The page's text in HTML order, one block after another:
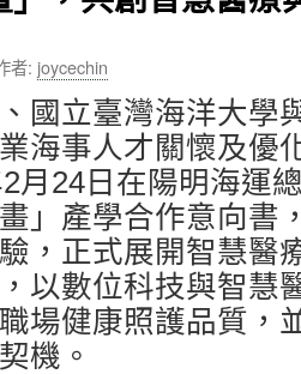
者: joycechin
國立臺灣海洋大學
海事人才關懷及優
月24日在陽明海運
」產學合作意向書
，正式展開智慧醫
以數位科技與智慧
場健康照護品質，
機。